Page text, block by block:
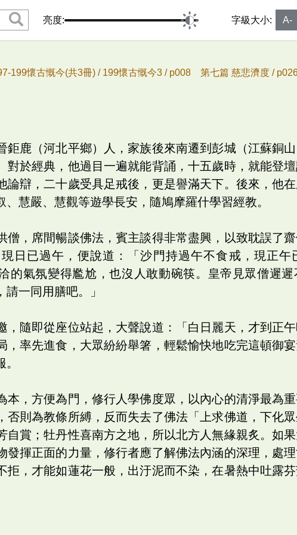
亮度: 字級大小: A-
199懷古慨今(共3冊) / 199懷古慨今3 / p008 第七篇 慈悲濟度 /
鉅鹿（河北平鄉）人，家族後來南遷到彭城（江蘇銅
對於經典，他過目一遍就能背誦，十五歲時，就能登
論辯，二十歲受具足戒後，更是譽滿天下。後來，他
慧嚴、慧觀等遊學長安，隨鳩摩羅什學習經教。
僧，席間暢談佛法，賓主談得非常盡興，以致耽誤了
日已過午，便說道：「沙門持過午不食戒，現正午
的氣氛變得尷尬，也沒人敢動碗筷。皇帝見眾僧遲
一同用膳吧。」
，隨即從座位站起，大聲說道：「白日麗天，才到正
，率先進食，大眾紛紛舉箸，輕鬆愉快地吃完這頓御
本，方便為門，修行人學佛度眾，以內心的清淨最為
否則為教條所縛，反而失去了佛法「上求佛道，下化
自賞；牡丹性喜南方之地，所以北方人無緣親炙。如
發揮正面的力量，修行者應了解佛法內涵的深理，處理
拒，才能如蓮花一般，出汙泥而不染，在暑熱中吐露